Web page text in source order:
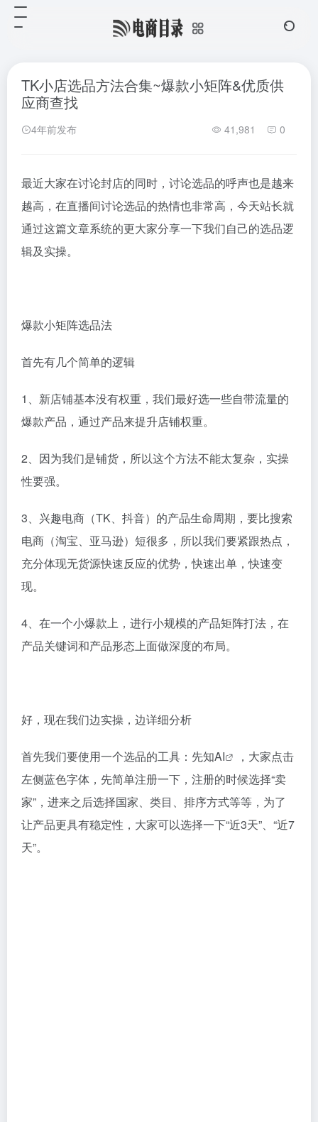
TK小店选品方法合集~爆款小矩阵&优质供
应商查找
4年前发布 41,981 0
最近大家在讨论封店的同时，讨论选品的呼声也是越来
越高，在直播间讨论选品的热情也非常高，今天站长就
通过这篇文章系统的更大家分享一下我们自己的选品逻
辑及实操。
爆款小矩阵选品法
首先有几个简单的逻辑
1、新店铺基本没有权重，我们最好选一些自带流量的
爆款产品，通过产品来提升店铺权重。
2、因为我们是铺货，所以这个方法不能太复杂，实操
性要强。
3、兴趣电商（TK、抖音）的产品生命周期，要比搜索
电商（淘宝、亚马逊）短很多，所以我们要紧跟热点，
充分体现无货源快速反应的优势，快速出单，快速变
现。
4、在一个小爆款上，进行小规模的产品矩阵打法，在
产品关键词和产品形态上面做深度的布局。
好，现在我们边实操，边详细分析
首先我们要使用一个选品的工具： 先知AI
，大家点击
左侧蓝色字体，先简单注册一下，注册的时候选择“卖
家”，进来之后选择国家、类目、排序方式等等，为了
让产品更具有稳定性，大家可以选择一下“近3天”、“近7
天”。